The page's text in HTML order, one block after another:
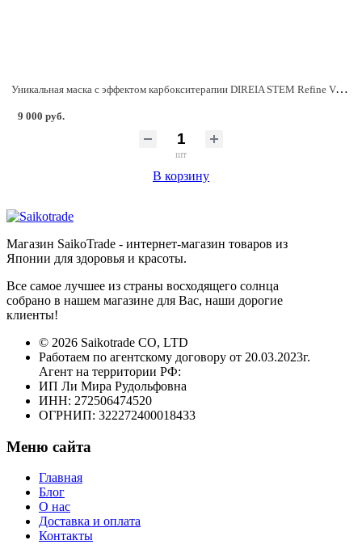
Уникальная маска с эффектом карбокситерапии DIREIA STEM Refine Veil Mask EX Some, 5 масок + 5 флаконов сыворотки 30 мл.
9 000 руб.
шт
В корзину
Магазин SaikoTrade - интернет-магазин товаров из
Японии для здоровья и красоты.
Все самое лучшее из страны восходящего солнца
собрано в нашем магазине для Вас, наши дорогие
клиенты!
© 2026 Saikotrade CO, LTD
Работаем по агентскому договору от 20.03.2023г.
Агент на территории РФ:
ИП Ли Мира Рудольфовна
ИНН: 272506474520
ОГРНИП: 322272400018433
Меню сайта
Главная
Блог
О нас
Доставка и оплата
Контакты